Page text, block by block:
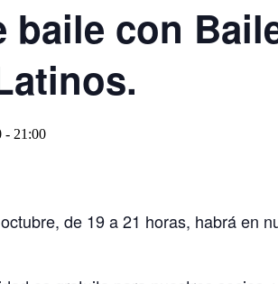
baile con
- 21:00
de 19 a 21 horas, habrá en